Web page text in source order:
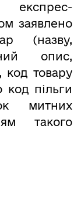
експрес-
заявлено
(назву,
опис,
код товару
код пільги
митних
такого